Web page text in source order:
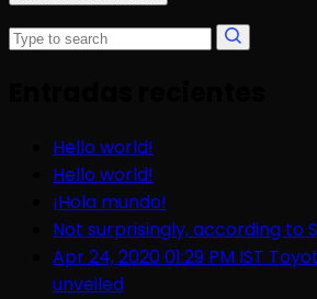
Hello world!
Hello world!
¡Hola mundo!
Not surprisingly, according to
Apr 24, 2020 01:29 PM IST
unveiled